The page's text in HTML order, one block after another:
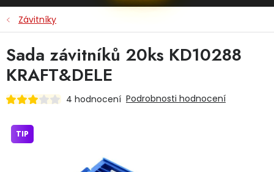
Stavba a dům
Domácnost
Závitníky
Sada závitníků 20ks KD10288
KRAFT&DELE
4 hodnocení Podrobnosti hodnocení
TIP